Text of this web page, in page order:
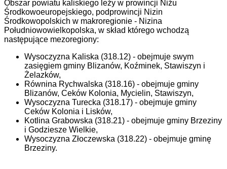
Obszar powiatu kaliskiego leży w prowincji Niżu
Środkowoeuropejskiego, podprowincji Nizin
Środkowopolskich w makroregionie - Nizina
Południowowielkopolska, w skład którego wchodzą
następujące mezoregiony:
Wysoczyzna Kaliska (318.12) - obejmuje swym
zasięgiem gminy Blizanów, Koźminek, Stawiszyn i
Żelazków,
Równina Rychwalska (318.16) - obejmuje gminy
Blizanów, Ceków Kolonia, Mycielin, Stawiszyn,
Wysoczyzna Turecka (318.17) - obejmuje gminy
Ceków Kolonia i Lisków,
Kotlina Grabowska (318.21) - obejmuje gminy Brzeziny
i Godziesze Wielkie,
Wysoczyzna Złoczewska (318.22) - obejmuje gminę
Brzeziny.